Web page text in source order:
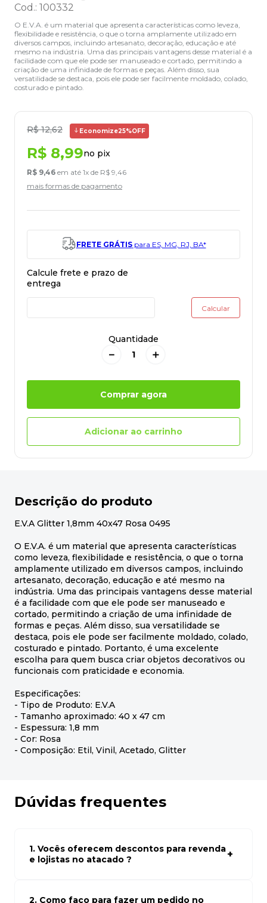
Cod.: 100332
O E.V.A. é um material que apresenta características como leveza,
flexibilidade e resistência, o que o torna amplamente utilizado em
diversos campos, incluindo artesanato, decoração, educação e até
mesmo na indústria. Uma das principais vantagens desse material é a
facilidade com que ele pode ser manuseado e cortado, permitindo a
criação de uma infinidade de formas e peças. Além disso, sua
versatilidade se destaca, pois ele pode ser facilmente moldado, colado,
costurado e pintado.
R$ 12,62 Economize25%OFF
R$ 8,99no pix
R$ 9,46 em até 1x de R$ 9,46
mais formas de pagamento
FRETE GRÁTISpara ES, MG, RJ, BA*
Quantidade
＋
－
Comprar agora
Adicionar ao carrinho
Descrição do produto
E.V.A Glitter 1,8mm 40x47 Rosa 0495
O E.V.A. é um material que apresenta características
como leveza, flexibilidade e resistência, o que o torna
amplamente utilizado em diversos campos, incluindo
artesanato, decoração, educação e até mesmo na
indústria. Uma das principais vantagens desse material
é a facilidade com que ele pode ser manuseado e
cortado, permitindo a criação de uma infinidade de
formas e peças. Além disso, sua versatilidade se
destaca, pois ele pode ser facilmente moldado, colado,
costurado e pintado. Portanto, é uma excelente
escolha para quem busca criar objetos decorativos ou
funcionais com praticidade e economia.
Especificações:
- Tipo de Produto: E.V.A
- Tamanho aproximado: 40 x 47 cm
- Espessura: 1,8 mm
- Cor: Rosa
- Composição: Etil, Vinil, Acetado, Glitter
Dúvidas frequentes
1. Vocês oferecem descontos para revenda
e lojistas no atacado ?
atacado empresas e compre com os melhores preços
2. Como faço para fazer um pedido no